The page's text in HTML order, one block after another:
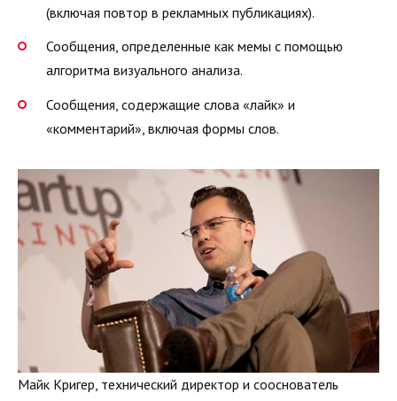
(включая повтор в рекламных публикациях).
Сообщения, определенные как мемы с помощью
алгоритма визуального анализа.
Сообщения, содержащие слова «лайк» и
«комментарий», включая формы слов.
Майк Кригер, технический директор и сооснователь